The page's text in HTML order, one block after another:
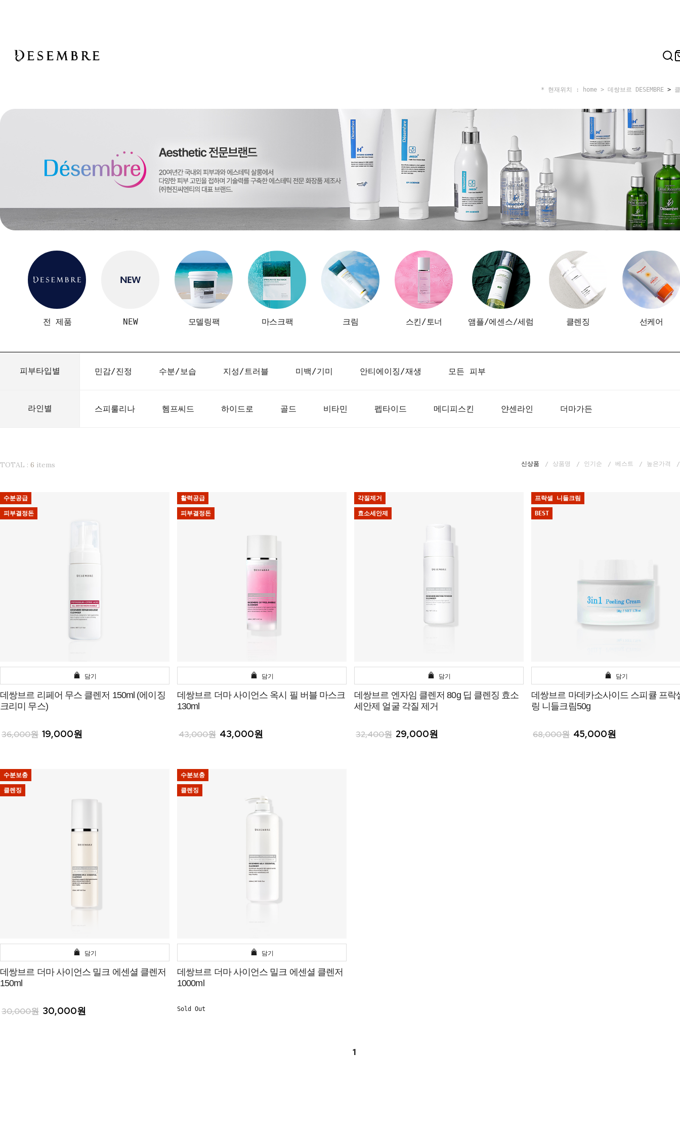
* 현재위치 : home > 데쌍브르 DESEMBRE >
전 제품 NEW 모델링팩 마스크팩 크림 스킨/토너 앰플/에센스/세럼 클렌징 선케어
피부타입별 민감/진정 수분/보습 지성/트러블 미백/기미 안티에이징/재생 모든 피부
라인별 스피룰리나 헴프씨드 하이드로 골드 비타민 펩타이드 메디피스킨 얀센라인 더마가든
TOTAL : 6 items 신상품 상품명 인기순 베스트 높은가격
수분공급
피부결정돈
담기
데쌍브르 리페어 무스 클렌저 150ml (에이징
크리미 무스)
36,000원 19,000원
활력공급
피부결정돈
담기
데쌍브르 더마 사이언스 옥시 필 버블 마스크
130ml
43,000원 43,000원
각질제거
효소세안제
담기
데쌍브르 엔자임 클렌저 80g 딥 클렌징 효소
세안제 얼굴 각질 제거
32,400원 29,000원
프락셀 니들크림
BEST
담기
데쌍브르 마데카소사이드 스피큘 프락
링 니들크림50g
68,000원 45,000원
수분보충
클렌징
담기
데쌍브르 더마 사이언스 밀크 에센셜 클렌저
150ml
30,000원 30,000원
수분보충
클렌징
담기
데쌍브르 더마 사이언스 밀크 에센셜 클렌저
1000ml
Sold Out
1